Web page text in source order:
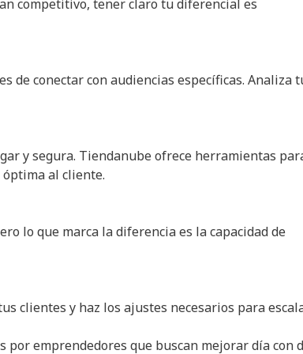
competitivo, tener claro tu diferencial es
de conectar con audiencias específicas. Analiza
y segura. Tiendanube ofrece herramientas
al cliente.
lo que marca la diferencia es la capacidad de
clientes y haz los ajustes necesarios para
emprendedores que buscan mejorar día con